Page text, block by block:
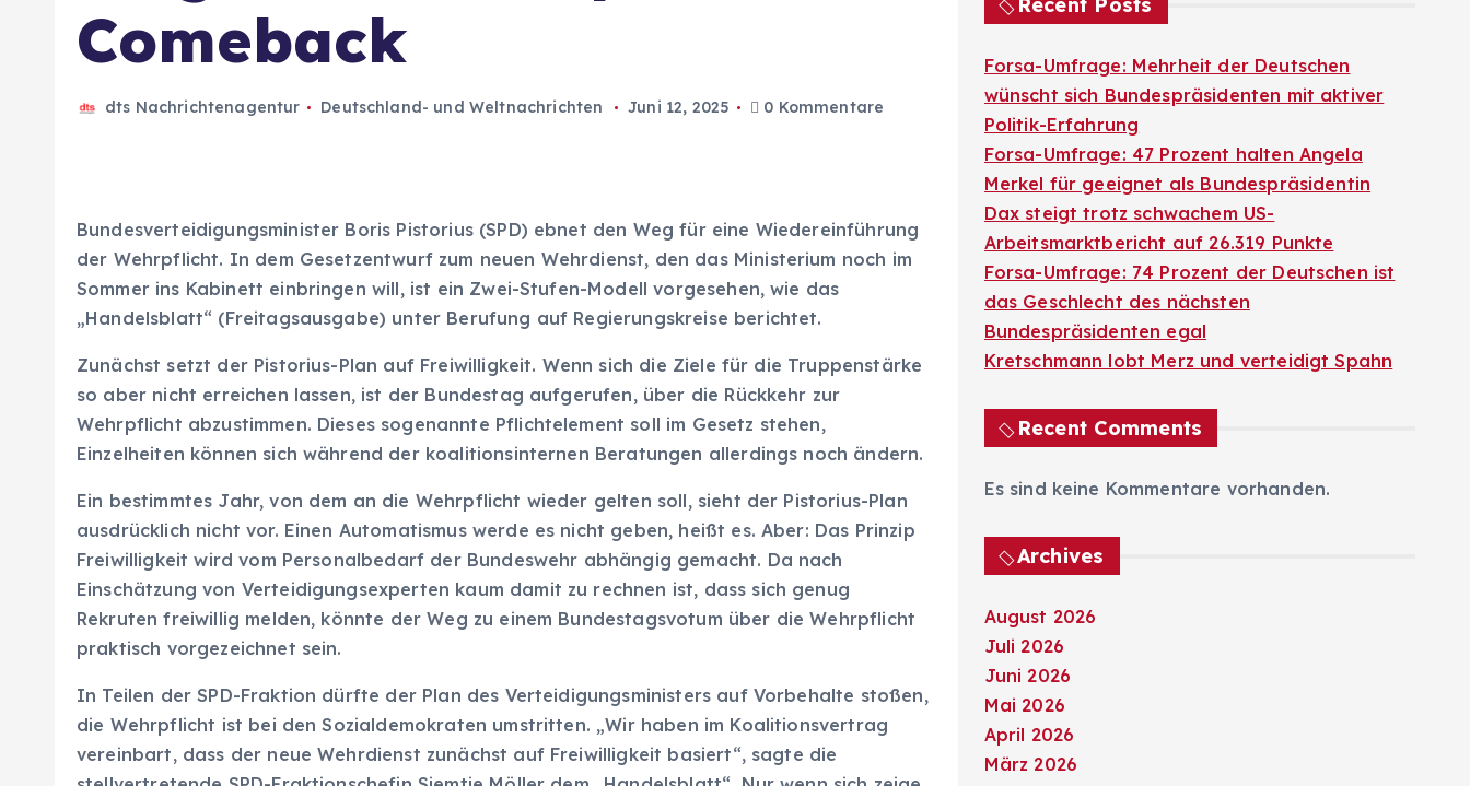
Comeback
dts Nachrichtenagentur Deutschland- und Weltnachrichten Juni 12, 2025 0 Kommentare
Bundesverteidigungsminister Boris Pistorius (SPD) ebnet den Weg für eine Wiedereinführung
der Wehrpflicht. In dem Gesetzentwurf zum neuen Wehrdienst, den das Ministerium noch im
Sommer ins Kabinett einbringen will, ist ein Zwei-Stufen-Modell vorgesehen, wie das
„Handelsblatt“ (Freitagsausgabe) unter Berufung auf Regierungskreise berichtet.
Zunächst setzt der Pistorius-Plan auf Freiwilligkeit. Wenn sich die Ziele für die Truppenstärke
so aber nicht erreichen lassen, ist der Bundestag aufgerufen, über die Rückkehr zur
Wehrpflicht abzustimmen. Dieses sogenannte Pflichtelement soll im Gesetz stehen,
Einzelheiten können sich während der koalitionsinternen Beratungen allerdings noch ändern.
Ein bestimmtes Jahr, von dem an die Wehrpflicht wieder gelten soll, sieht der Pistorius-Plan
ausdrücklich nicht vor. Einen Automatismus werde es nicht geben, heißt es. Aber: Das Prinzip
Freiwilligkeit wird vom Personalbedarf der Bundeswehr abhängig gemacht. Da nach
Einschätzung von Verteidigungsexperten kaum damit zu rechnen ist, dass sich genug
Rekruten freiwillig melden, könnte der Weg zu einem Bundestagsvotum über die Wehrpflicht
praktisch vorgezeichnet sein.
In Teilen der SPD-Fraktion dürfte der Plan des Verteidigungsministers auf Vorbehalte stoßen,
die Wehrpflicht ist bei den Sozialdemokraten umstritten. „Wir haben im Koalitionsvertrag
vereinbart, dass der neue Wehrdienst zunächst auf Freiwilligkeit basiert“, sagte die
Forsa-Umfrage: Mehrheit der Deutschen
wünscht sich Bundespräsidenten mit aktiver
Politik-Erfahrung
Forsa-Umfrage: 47 Prozent halten Angela
Merkel für geeignet als Bundespräsidentin
Dax steigt trotz schwachem US-
Arbeitsmarktbericht auf 26.319 Punkte
Forsa-Umfrage: 74 Prozent der Deutschen ist
das Geschlecht des nächsten
Bundespräsidenten egal
Kretschmann lobt Merz und verteidigt Spahn
Recent Comments
Es sind keine Kommentare vorhanden.
Archives
August 2026
Juli 2026
Juni 2026
Mai 2026
April 2026
März 2026